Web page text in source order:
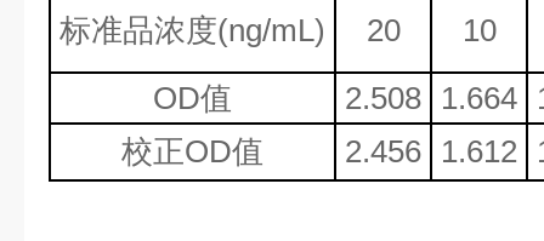
标准品浓度(ng/mL) 20
10
OD值
2.508 1.664
校正OD值 2.456 1.612